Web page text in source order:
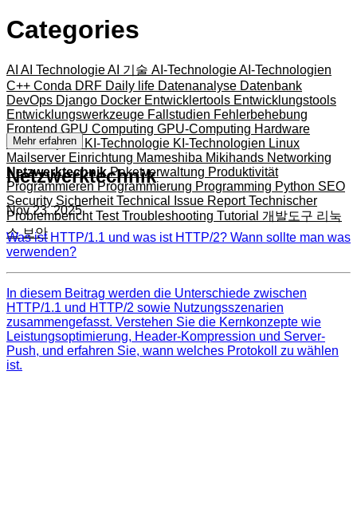
Categories
AI AI TechnologieAI 기술 AI-TechnologieAI-Technologien
C++ Conda DRF Daily life Datenanalyse Datenbank
DevOps Django Docker Entwicklertools Entwicklungstools
Entwicklungswerkzeuge Fallstudien Fehlerbehebung
Frontend GPU Computing GPU-Computing Hardware
JavaScriptKI KI-Technologie KI-Technologien Linux
Mailserver Einrichtung Mameshiba Mikihands Networking
NetzwerktechnikPaketverwaltung Produktivität
ProgrammierenProgrammierung Programming Python SEO
Security SicherheitTechnical Issue ReportTechnischer
ProblemberichtTestTroubleshooting Tutorial 개발도구 리눅
스보안
Mehr erfahren
Netzwerktechnik
Nov 23, 2025
Was ist HTTP/1.1 und was ist HTTP/2? Wann sollte man was
verwenden?
In diesem Beitrag werden die Unterschiede zwischen
HTTP/1.1 und HTTP/2 sowie Nutzungsszenarien
zusammengefasst. Verstehen Sie die Kernkonzepte wie
Leistungsoptimierung, Header-Kompression und Server-
Push, und erfahren Sie, wann welches Protokoll zu wählen
ist.